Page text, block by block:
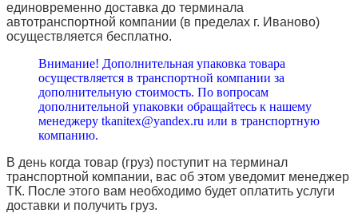
единовременно доставка до терминала
автотранспортной компании (в пределах г. Иваново)
осуществляется бесплатно.
Внимание! Дополнительная упаковка товара
осуществляется в транспортной компании за
дополнительную стоимость. По вопросам
дополнительной упаковки обращайтесь к нашему
менеджеру tkanitex@yandex.ru или в транспортную
компанию.
В день когда товар (груз) поступит на терминал
транспортной компании, вас об этом уведомит менеджер
ТК. После этого вам необходимо будет оплатить услуги
доставки и получить груз.